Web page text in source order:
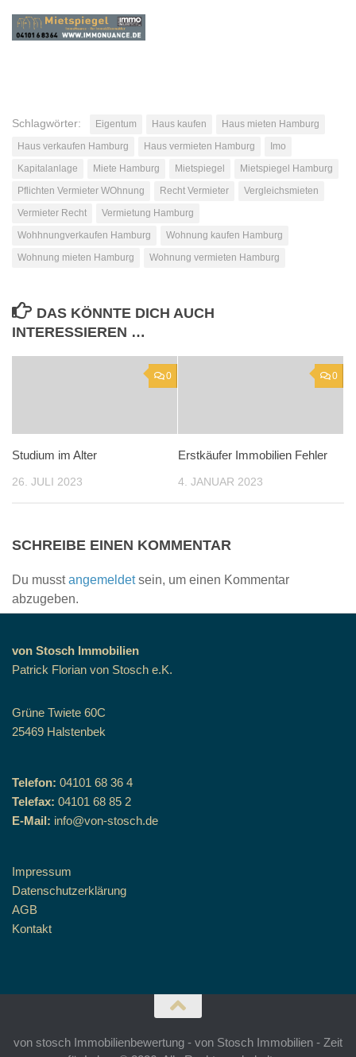
Schlagwörter: Eigentum Haus kaufen
Haus mieten Hamburg
Haus verkaufen Hamburg
Haus vermieten Hamburg
Imo
Kapitalanlage
Miete Hamburg Mietspiegel
Mietspiegel Hamburg
Pflichten Vermieter WOhnung
Recht Vermieter
Vergleichsmieten
Vermieter Recht
Vermietung Hamburg
Wohhnungverkaufen Hamburg
Wohnung kaufen Hamburg
Wohnung mieten Hamburg
Wohnung vermieten Hamburg
DAS KÖNNTE DICH AUCH
INTERESSIEREN …
0
Studium im Alter
26. JULI 2023
0
Erstkäufer Immobilien Fehler
4. JANUAR 2023
SCHREIBE EINEN KOMMENTAR
Du musstangemeldetsein, um einen Kommentar
abzugeben.
von Stosch Immobilien
Patrick Florian von Stosch e.K.
Grüne Twiete 60C
25469 Halstenbek
Telefon: 04101 68 36 4
Telefax: 04101 68 85 2
E-Mail: info@von-stosch.de
Impressum
Datenschutzerklärung
AGB
Kontakt
von stosch Immobilienbewertung - von Stosch Immobilien - Zeit